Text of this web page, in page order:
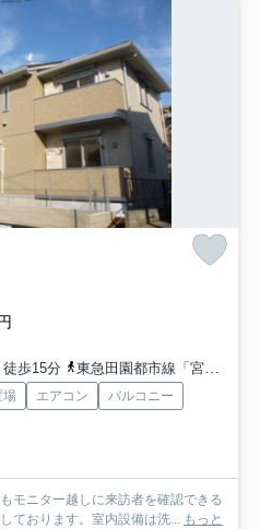
歩15分
東急田園都市線「宮前平」駅 徒歩21分
場 エアコン
バルコニー
モニター越しに来訪者を確認できる
ております。室内設備は洗... もっと